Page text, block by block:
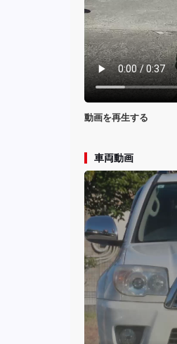
動画を再生する
車両動画